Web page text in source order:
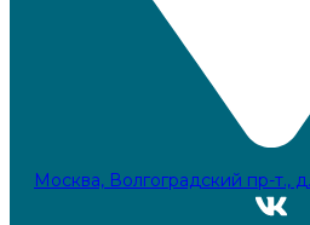
Москва, Волгоградский пр-т.,